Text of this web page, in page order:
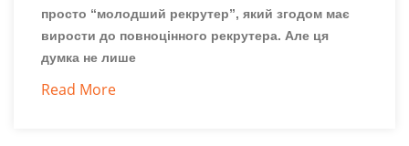
просто “молодший рекрутер”, який згодом має
вирости до повноцінного рекрутера. Але ця
думка не лише
Read More